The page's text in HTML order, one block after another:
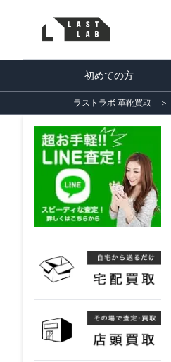
初めての方
ラストラボ 革靴買取 ＞